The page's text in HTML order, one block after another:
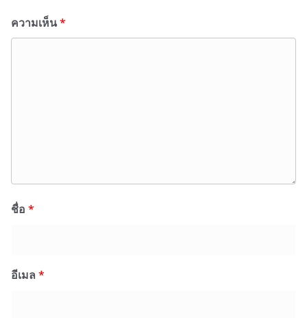
ความเห็น*
ชื่อ *
อีเมล *